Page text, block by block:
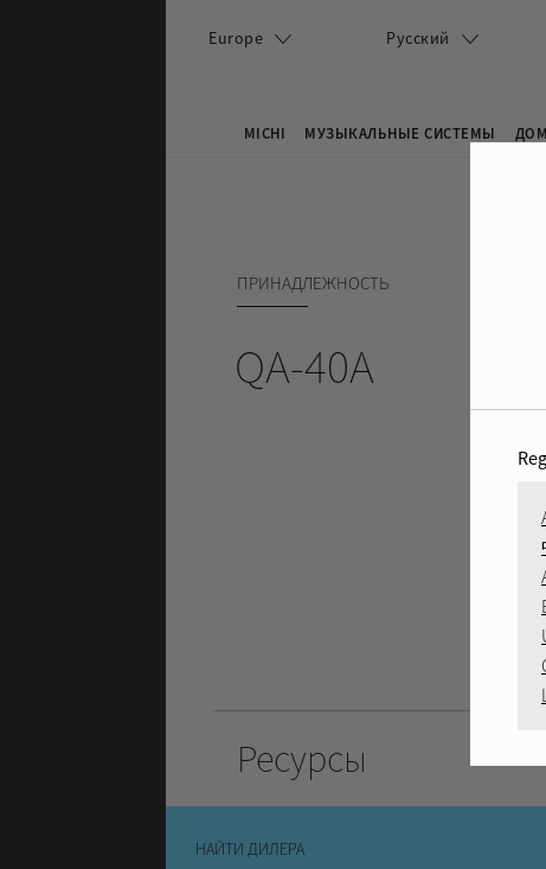
MICHI МУЗЫКАЛЬНЫЕ СИСТЕМЫ
Europe Русский
ПРИНАДЛЕЖНОСТЬ
QA-40A
Ресурсы
НАЙТИ ДИЛЕРА